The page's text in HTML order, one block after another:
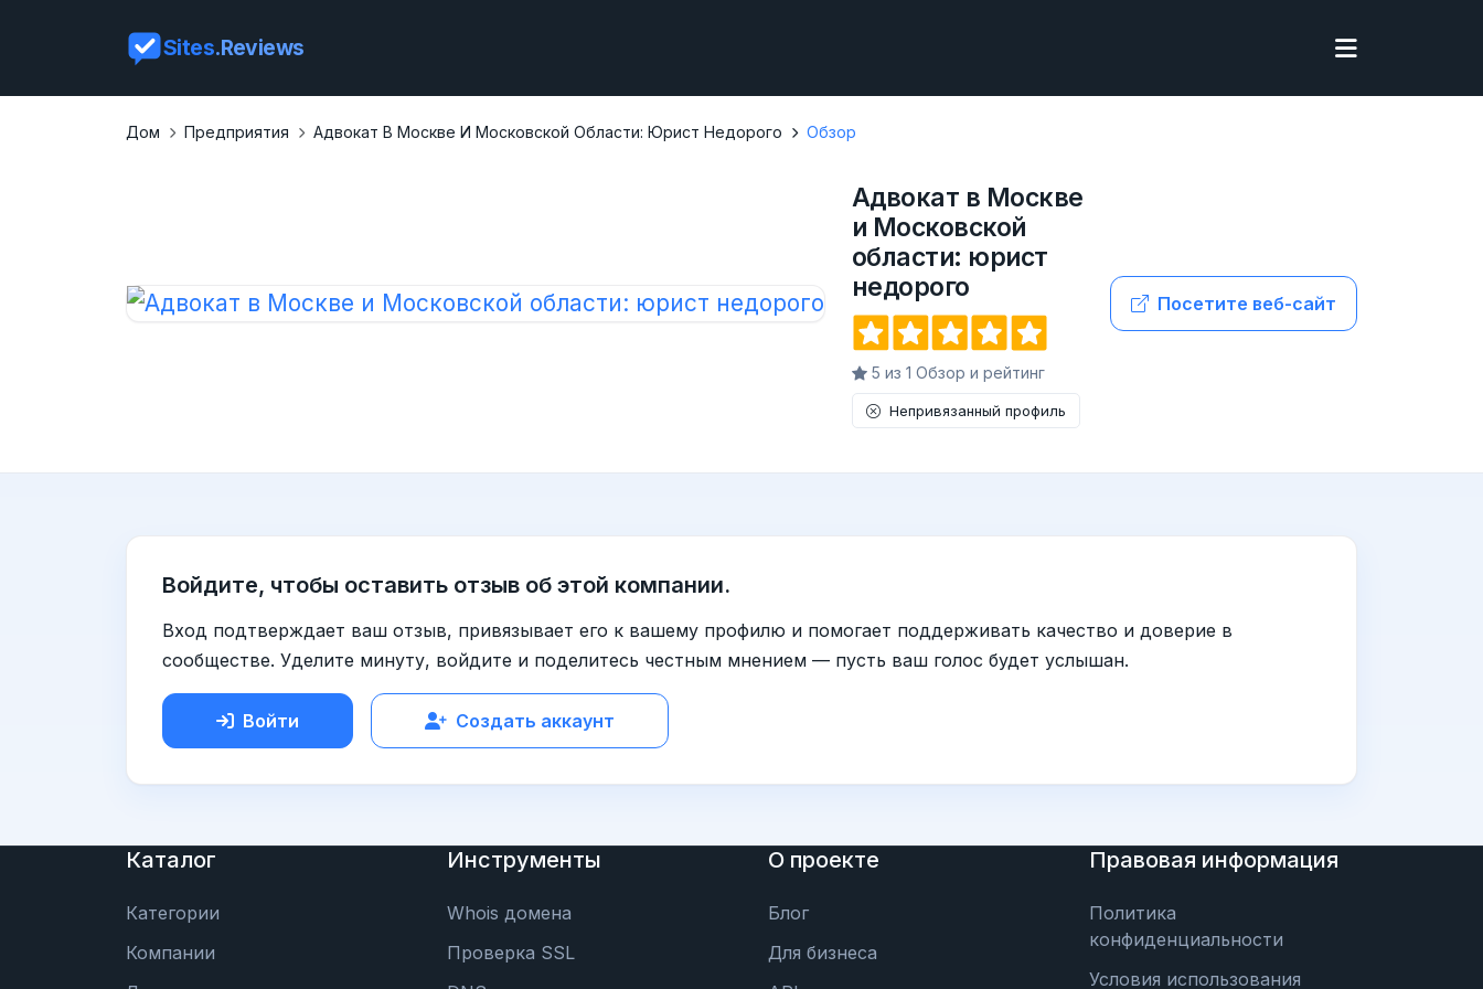
Sites.Reviews
Дом Предприятия Адвокат В Москве И Московской Области: Юрист Недорого Обзор
Адвокат в Москве
и Московской
области: юрист
недорого
5 из 1 Обзор и рейтинг
Непривязанный профиль
Посетите веб-сайт
Войдите, чтобы оставить отзыв об этой компании.
Вход подтверждает ваш отзыв, привязывает его к вашему профилю и помогает поддерживать качество и доверие в
сообществе. Уделите минуту, войдите и поделитесь честным мнением — пусть ваш голос будет услышан.
Войти Создать аккаунт
Каталог
Категории
Компании
Инструменты
Whois домена
Проверка SSL
О проекте
Блог
Для бизнеса
Правовая информация
Политика
конфиденциальности
Условия использования